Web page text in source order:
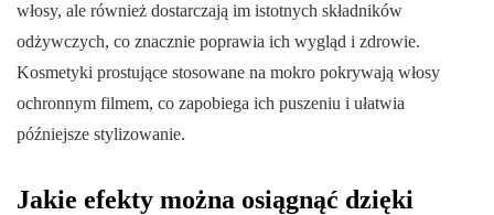
włosy, ale również dostarczają im istotnych składników
odżywczych, co znacznie poprawia ich wygląd i zdrowie.
Kosmetyki prostujące stosowane na mokro pokrywają włosy
ochronnym filmem, co zapobiega ich puszeniu i ułatwia
późniejsze stylizowanie.
Jakie efekty można osiągnąć dzięki